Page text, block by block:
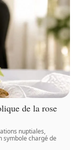
de la rose
nuptiales,
symbole chargé de